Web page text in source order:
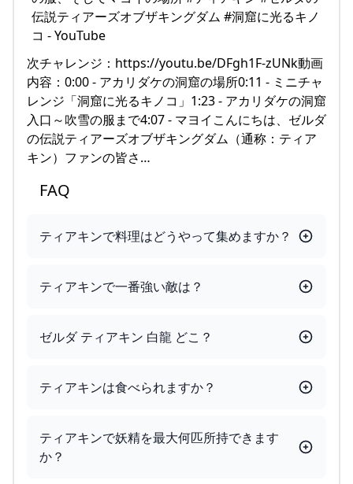
次チャレンジ：https://youtu.be/DFgh1F-zUNk動画
内容：0:00 - アカリダケの洞窟の場所0:11 - ミニチャ
レンジ「洞窟に光るキノコ」1:23 - アカリダケの洞窟
入口～吹雪の服まで4:07 - マヨイこんにちは、ゼルダ
の伝説ティアーズオブザキングダム（通称：ティア
キン）ファンの皆さ…
FAQ
ティアキンで料理はどうやって集めますか？
ティアキンで一番強い敵は？
ゼルダ ティアキン 白龍 どこ？
ティアキンは食べられますか？
ティアキンで妖精を最大何匹所持できます
か？